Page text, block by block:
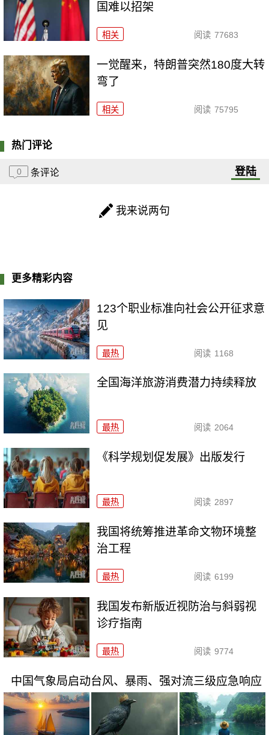
国难以招架
相关 阅读 77683
一觉醒来，特朗普突然180度大转
弯了
相关 阅读 75795
热门评论
0 条评论 登陆
我来说两句
更多精彩内容
123个职业标准向社会公开征求意
见
最热 阅读 1168
全国海洋旅游消费潜力持续释放
最热 阅读 2064
《科学规划促发展》出版发行
最热 阅读 2897
我国将统筹推进革命文物环境整
治工程
最热 阅读 6199
我国发布新版近视防治与斜弱视
诊疗指南
最热 阅读 9774
中国气象局启动台风、暴雨、强对流三级应急响应